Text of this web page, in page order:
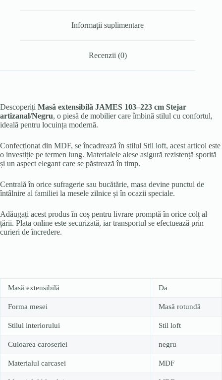
Informații suplimentare
Recenzii (0)
Descoperiți Masă extensibilă JAMES 103–223 cm Stejar
artizanal/Negru, o piesă de mobilier care îmbină stilul cu confortul,
ideală pentru locuința modernă.
Confecționat din MDF, se încadrează în stilul Stil loft, acest articol este
o investiție pe termen lung. Materialele alese asigură rezistență sporită
și un aspect elegant care se păstrează în timp.
Centrală în orice sufragerie sau bucătărie, masa devine punctul de
întâlnire al familiei la mesele zilnice și în ocazii speciale.
Adăugați acest produs în coș pentru livrare promptă în orice colț al
țării. Plata online este securizată, iar transportul se efectuează prin
curieri de încredere.
Masă extensibilă Da
Forma mesei Masă rotundă
Stilul interiorului Stil loft
Culoarea caroseriei negru
Materialul carcasei MDF